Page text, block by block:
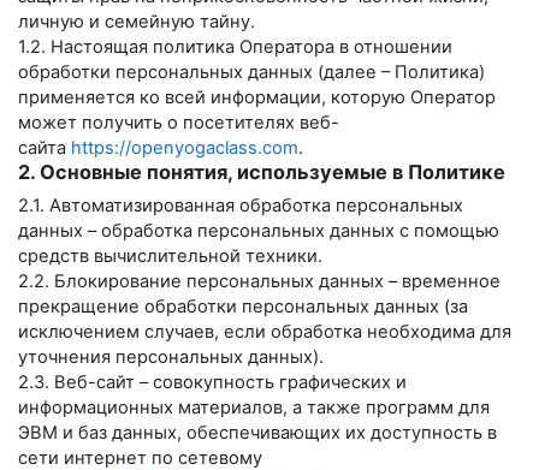
личную и семейную тайну.
1.2. Настоящая политика Оператора в отношении
обработки персональных данных (далее – Политика)
применяется ко всей информации, которую Оператор
может получить о посетителях веб-
сайта https://openyogaclass.com.
2. Основные понятия, используемые в Политике
2.1. Автоматизированная обработка персональных
данных – обработка персональных данных с помощью
средств вычислительной техники.
2.2. Блокирование персональных данных – временное
прекращение обработки персональных данных (за
исключением случаев, если обработка необходима для
уточнения персональных данных).
2.3. Веб-сайт – совокупность графических и
информационных материалов, а также программ для
ЭВМ и баз данных, обеспечивающих их доступность в
сети интернет по сетевому